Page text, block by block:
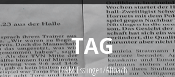
TAG
TEAM Esslingen/Altbach